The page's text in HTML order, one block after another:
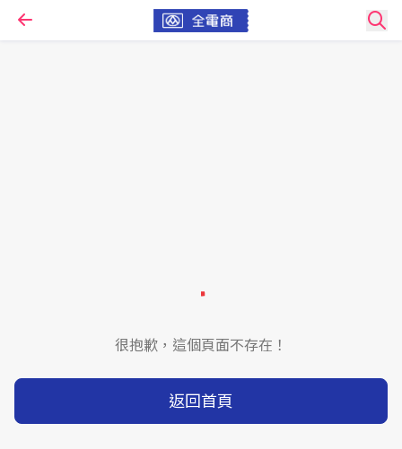
很抱歉，這個頁面不存在！
返回首頁